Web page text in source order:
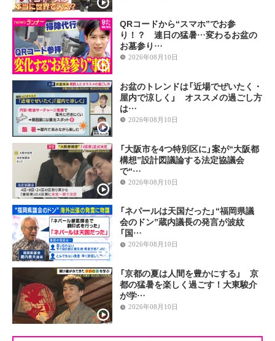
QRコードから“スマホ”でお参
り！？ 連日の猛暑…変わるお盆の
お墓参り…
2026年08月10日
お盆のトレンドは「近場でぜいたく・
屋内で涼しく」 オススメの過ごし方
は…
2026年08月10日
「大阪市を4つ特別区に」案が“大阪都
構想”設計図議論する法定協議会
で“…
2026年08月10日
「ネパールは天国だった」“福岡県議
会のドン”蔵内議長の発言が波紋
「国…
2026年08月10日
「京都の夏は人間を豊かにする」 京
都の猛暑を楽しく過ごす！大東駿介
が学…
2026年08月10日